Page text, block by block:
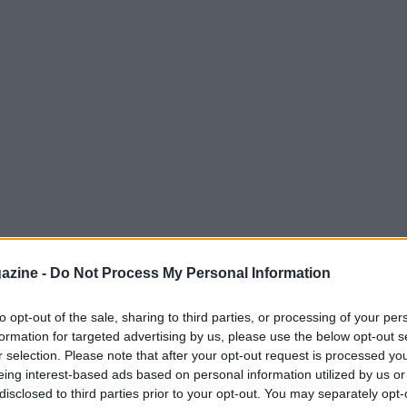
- Do Not Process My Personal Information
opt-out of the sale, sharing to third parties, or processing of your
for targeted advertising by us, please use the below opt-out
selection. Please note that after your opt-out request is processed
interest-based ads based on personal information utilized by us
to third parties prior to your opt-out. You may separately
ctCarlo Ancelottiha affrontato le
Giappone, rispondendo con chiarezza su
alla squadra. Il tecnico ha ribadito più
del ruolo dell’allenatore e la propria